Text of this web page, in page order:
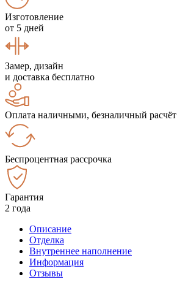
Изготовление
от 5 дней
Замер, дизайн
и доставка бесплатно
Оплата наличными, безналичный расчёт
Беспроцентная рассрочка
Гарантия
2 года
Описание
Отделка
Внутреннее наполнение
Информация
Отзывы